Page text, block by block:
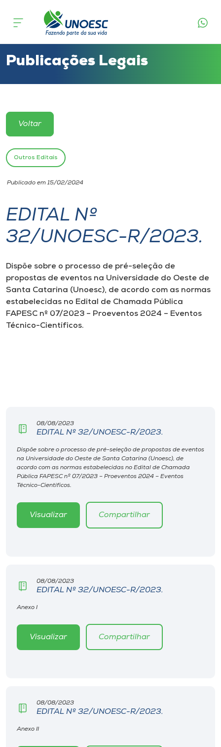
Cursos
Atendimento ao Estudante
Portal de Ensino
Unoesc
Internacionalização
I.nova
Diplomados
Cultura
Museu
Unoesc
Publicações Legais
Voltar
Outros Editais
Publicado em 15/02/2024
EDITAL Nº
32/UNOESC-R/2023.
Dispõe sobre o processo de pré-seleção de
propostas de eventos na Universidade do Oeste de
Santa Catarina (Unoesc), de acordo com as normas
estabelecidas no Edital de Chamada Pública
FAPESC nº 07/2023 – Proeventos 2024 – Eventos
Técnico-Científicos.
08/08/2023
EDITAL Nº 32/UNOESC-R/2023.
Dispõe sobre o processo de pré-seleção de propostas de eventos
na Universidade do Oeste de Santa Catarina (Unoesc), de
acordo com as normas estabelecidas no Edital de Chamada
Pública FAPESC nº 07/2023 – Proeventos 2024 – Eventos
Técnico-Científicos.
Visualizar Compartilhar
08/08/2023
EDITAL Nº 32/UNOESC-R/2023.
Anexo I
Visualizar Compartilhar
08/08/2023
EDITAL Nº 32/UNOESC-R/2023.
Anexo II